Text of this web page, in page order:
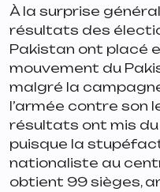
À la surprise
résultats des
Pakistan ont placé
mouvement du
malgré la
l’armée contre son
résultats ont mis
puisque la
nationaliste au
obtient 99 sièges,